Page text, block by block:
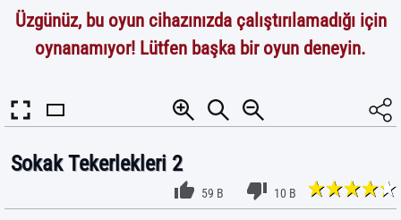
Üzgünüz, bu oyun cihazınızda çalıştırılamadığı için
oynanamıyor! Lütfen başka bir oyun deneyin.
Sokak Tekerlekleri 2
59 B 10 B